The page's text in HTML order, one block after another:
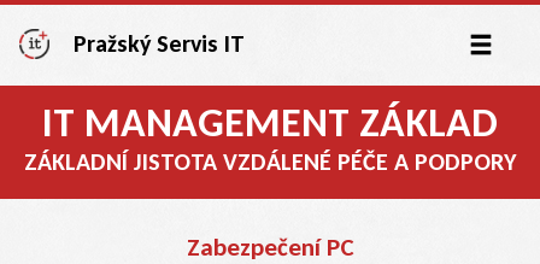
Pražský Servis IT
IT MANAGEMENT ZÁKLAD
ZÁKLADNÍ JISTOTA VZDÁLENÉ PÉČE A PODPORY
Zabezpečení PC